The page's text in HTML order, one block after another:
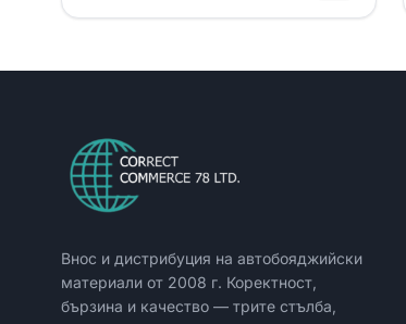
Внос и дистрибуция на автобояджийски
материали от 2008 г. Коректност,
бързина и качество — трите стълба,